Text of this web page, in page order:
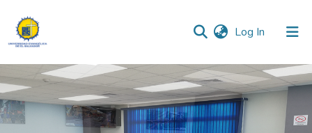
Log In (current)
Communities & Collections
All of DSpace